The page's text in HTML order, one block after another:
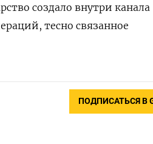
создало внутри канала
тесно связанное
ПОДПИСАТЬСЯ В